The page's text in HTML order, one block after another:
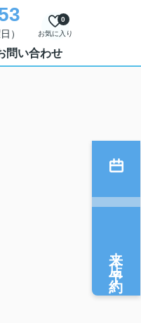
） お気に入り
0
問い合わせ
来店予約